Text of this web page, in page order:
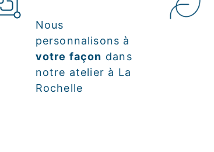
Nous
personnalisons à
votre façon dans
notre atelier à La
Rochelle